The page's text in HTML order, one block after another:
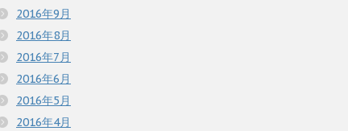
2016年9月
2016年8月
2016年7月
2016年6月
2016年5月
2016年4月